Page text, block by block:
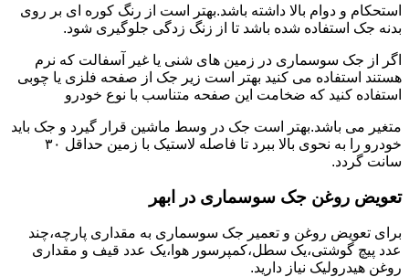
استحکام و دوام بالا داشته باشد.بهتر است از رنگ کوره ای بر روی
بدنه جک استفاده شده باشد تا از زنگ زدگی جلوگیری شود.
اگر از جک سوسماری در زمین های شنی یا غیر آسفالت که نرم
هستند استفاده می کنید بهتر است زیر جک از صفحه فلزی یا چوبی
استفاده کنید که ضخامت این صفحه متناسب با نوع خودرو
متغیر می باشد.بهتر است جک در وسط ماشین قرار گیرد و جک باید
خودرو را به نحوی بالا ببرد تا فاصله لاستیک با زمین حداقل ۳۰
سانت گردد.
تعویض روغن جک سوسماری در ابهر
برای تعویض روغن و تعمیر جک سوسماری به مقداری پارچه،چند
عدد پیچ گوشتی،یک سطل،کمپرسور هوا،یک عدد قیف و مقداری
روغن هیدرولیک نیاز دارید.